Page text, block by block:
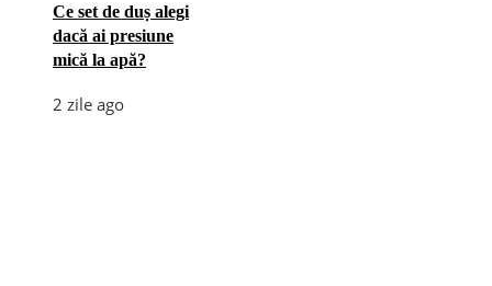
Ce set de duș alegi
dacă ai presiune
mică la apă?
2 zile ago